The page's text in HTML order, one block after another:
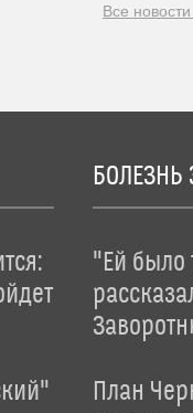
Все
БОЛЕЗНЬ
"Ей было
План